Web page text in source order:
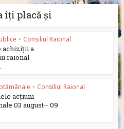
îți placă și
• Consiliul Raional
achiziții a
raional
• Consiliul Raional
acțiuni
03 august– 09